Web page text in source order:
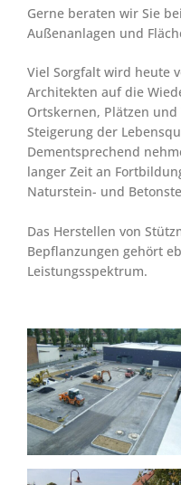
Gerne beraten wir Sie
Außenanlagen und
Viel Sorgfalt wird heute
Architekten auf die
Ortskernen, Plätzen
Steigerung der
Dementsprechend
langer Zeit an
Naturstein- und
Das Herstellen von
Bepflanzungen gehört
Leistungsspektrum.